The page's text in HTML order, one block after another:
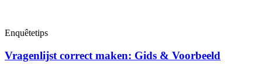
Enquêtetips
Vragenlijst correct maken: Gids & Voorbeeld